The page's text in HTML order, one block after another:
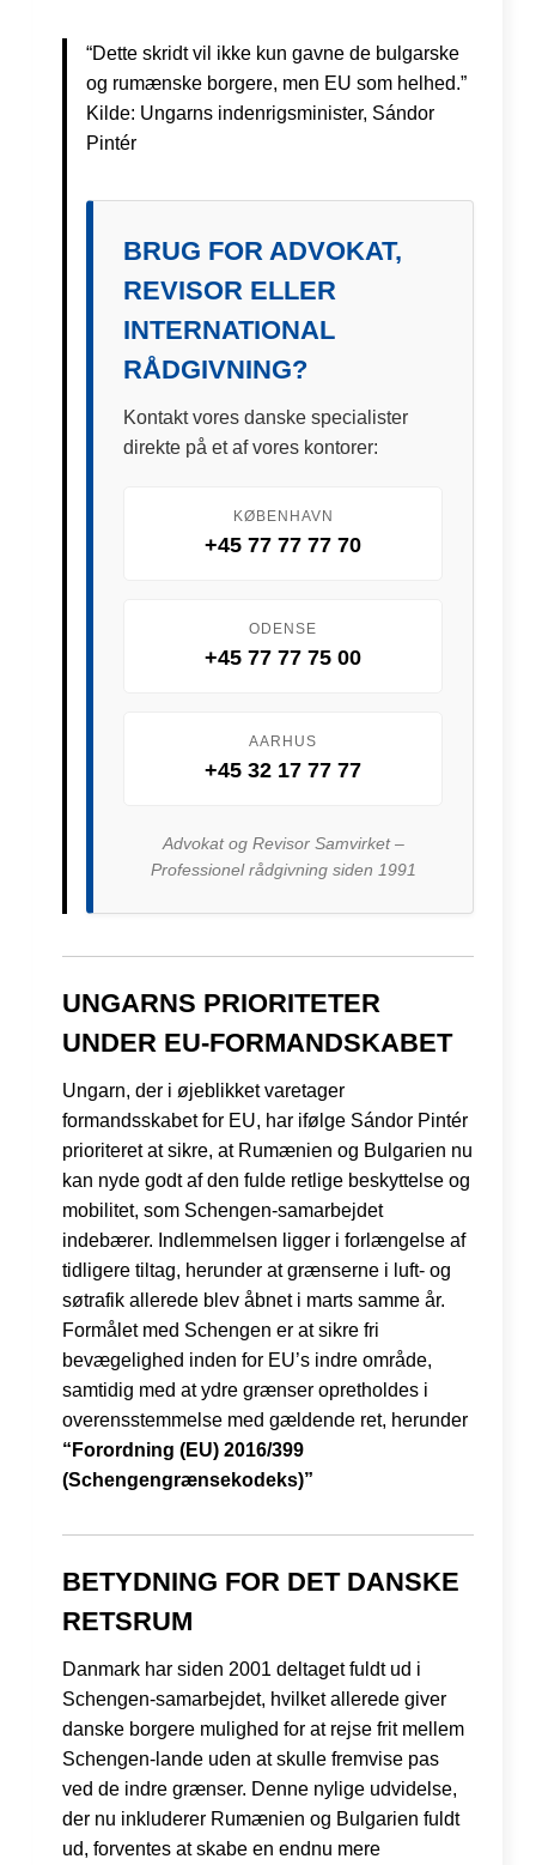
“Dette skridt vil ikke kun gavne de bulgarske
og rumænske borgere, men EU som helhed.”
Kilde: Ungarns indenrigsminister, Sándor
Pintér
BRUG FOR ADVOKAT,
REVISOR ELLER
INTERNATIONAL
RÅDGIVNING?
Kontakt vores danske specialister
direkte på et af vores kontorer:
KØBENHAVN
+45 77 77 77 70
ODENSE
+45 77 77 75 00
AARHUS
+45 32 17 77 77
Advokat og Revisor Samvirket –
Professionel rådgivning siden 1991
UNGARNS PRIORITETER
UNDER EU-FORMANDSKABET
Ungarn, der i øjeblikket varetager
formandsskabet for EU, har ifølge Sándor Pintér
prioriteret at sikre, at Rumænien og Bulgarien nu
kan nyde godt af den fulde retlige beskyttelse og
mobilitet, som Schengen-samarbejdet
indebærer. Indlemmelsen ligger i forlængelse af
tidligere tiltag, herunder at grænserne i luft- og
søtrafik allerede blev åbnet i marts samme år.
Formålet med Schengen er at sikre fri
bevægelighed inden for EU’s indre område,
samtidig med at ydre grænser opretholdes i
overensstemmelse med gældende ret, herunder
“Forordning (EU) 2016/399
(Schengengrænsekodeks)”
BETYDNING FOR DET DANSKE
RETSRUM
Danmark har siden 2001 deltaget fuldt ud i
Schengen-samarbejdet, hvilket allerede giver
danske borgere mulighed for at rejse frit mellem
Schengen-lande uden at skulle fremvise pas
ved de indre grænser. Denne nylige udvidelse,
der nu inkluderer Rumænien og Bulgarien fuldt
ud, forventes at skabe en endnu mere